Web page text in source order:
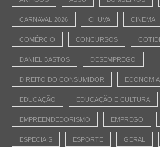
CARNAVAL 2026 CHUVA CINEMA
COMÉRCIO CONCURSOS
DANIEL BASTOS DESEMPREGO
DIREITO DO CONSUMIDOR ECONOMIA
EDUCAÇÃO EDUCAÇÃO E CULTURA
EMPREENDEDORISMO EMPREGO
ESPECIAIS ESPORTE GERAL